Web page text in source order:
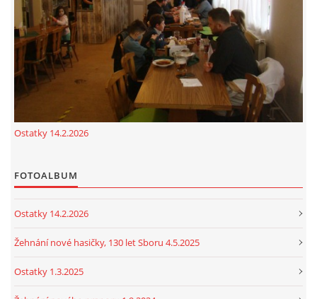
cenekji@seznam.cz
© 2026 eStránky.cz | RSS|Tisk| Nahoru ↑
Ostatky 14.2.2026
FOTOALBUM
Ostatky 14.2.2026
Žehnání nové hasičky, 130 let Sboru 4.5.2025
Ostatky 1.3.2025